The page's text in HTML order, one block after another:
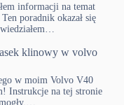
informacji na temat
poradnik okazał się
klinowy w volvo
w moim Volvo V40
Instrukcje na tej stronie